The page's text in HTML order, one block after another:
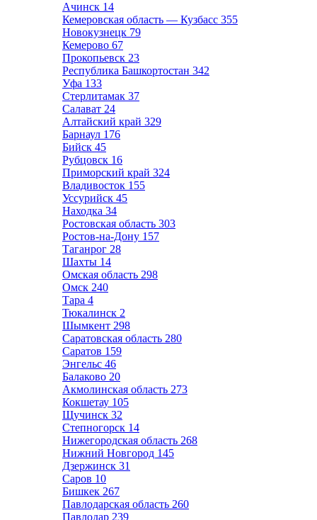
Ачинск 14
Кемеровская область — Кузбасс 355
Новокузнецк 79
Кемерово 67
Прокопьевск 23
Республика Башкортостан 342
Уфа 133
Стерлитамак 37
Салават 24
Алтайский край 329
Барнаул 176
Бийск 45
Рубцовск 16
Приморский край 324
Владивосток 155
Уссурийск 45
Находка 34
Ростовская область 303
Ростов-на-Дону 157
Таганрог 28
Шахты 14
Омская область 298
Омск 240
Тара 4
Тюкалинск 2
Шымкент 298
Саратовская область 280
Саратов 159
Энгельс 46
Балаково 20
Акмолинская область 273
Кокшетау 105
Щучинск 32
Степногорск 14
Нижегородская область 268
Нижний Новгород 145
Дзержинск 31
Саров 10
Бишкек 267
Павлодарская область 260
Павлодар 239